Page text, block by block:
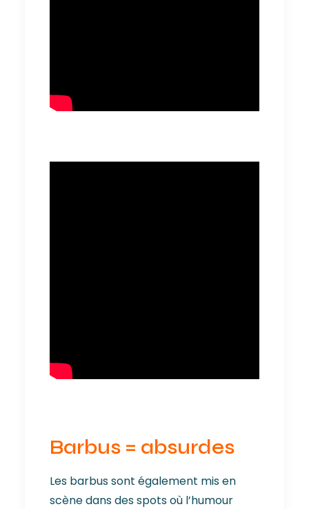
Barbus = absurdes
Les barbus sont également mis en
scène dans des spots où l’humour